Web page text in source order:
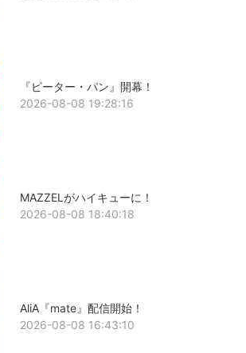
『ピーター・パン』開幕！
2026-08-08 19:28:16
MAZZELがハイキューに！
2026-08-08 18:40:18
AliA『mate』配信開始！
2026-08-08 16:43:10